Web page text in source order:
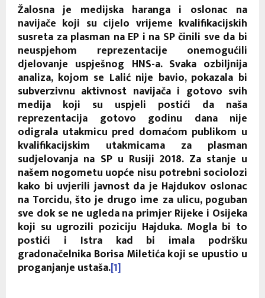
Žalosna je medijska haranga i oslonac na
navijače koji su cijelo vrijeme kvalifikacijskih
susreta za plasman na EP i na SP činili sve da bi
neuspjehom reprezentacije onemogućili
djelovanje uspješnog HNS-a. Svaka ozbiljnija
analiza, kojom se Lalić nije bavio, pokazala bi
subverzivnu aktivnost navijača i gotovo svih
medija koji su uspjeli postići da naša
reprezentacija gotovo godinu dana nije
odigrala utakmicu pred domaćom publikom u
kvalifikacijskim utakmicama za plasman
sudjelovanja na SP u Rusiji 2018. Za stanje u
našem nogometu uopće nisu potrebni sociolozi
kako bi uvjerili javnost da je Hajdukov oslonac
na Torcidu, što je drugo ime za ulicu, poguban
sve dok se ne ugleda na primjer Rijeke i Osijeka
koji su ugrozili poziciju Hajduka. Mogla bi to
postići i Istra kad bi imala podršku
gradonačelnika Borisa Miletića koji se upustio u
proganjanje ustaša.[1]